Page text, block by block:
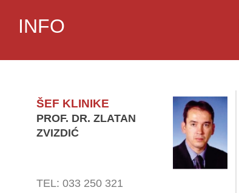
INFO
ŠEF KLINIKE
PROF. DR. ZLATAN
ZVIZDIĆ
TEL: 033 250 321